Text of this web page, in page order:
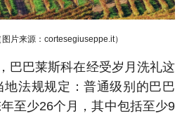
片来源：cortesegiuseppe.it）
巴巴莱斯科在经受岁月洗礼这
法规规定：普通级别的巴巴
至少26个月，其中包括至少9